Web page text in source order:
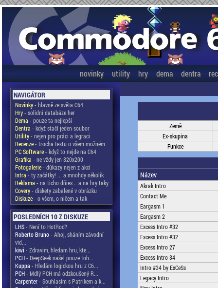
novinky utility hry dema dentra
NAVIGÁTOR
Novinky- hlavně ze světa C64
Hry- solidní databáze her
Dema - pouze ta nejlepší
Dentra - když stačí jeden soubor
Utility- nejen pro práci a legraci
Recenze- trocha textu o všem možném
PC Software- když to nejde na C64
Grafika - ne vždy jen 320x200
Fotogalerie- důkazy nejen z akcí
Intra - ty začátky! ... a mnohdy několik
Reklama - na ticho dňies .. a na hry taky
Covery- diskety zabalené v obrázku
Diskuze- o všem, o ničem a tak
POSLEDNÍCH 10 Z DISKUZE
LHS- Není to HotRod?
Roberto Bruno- Ahoj, sháním závodní
vid...
kiwi - Zdravim, hledam hru, kte...
PCH- DeepSeek našel pouze toh...
Kuppa - Hledám logickou hru z C6...
PCH- Mdlý PCH má odzkoušený R...
Carpenter- Souhlasím s Patrikem a k...
Země
Ex-skupina
Funkce
Název
Akrak Intro
Contact Me
Eargasm 1
Eargasm 2
Excess Intro #32
Excess Intro #32
Excess Intro 27
Excess Intro 34
Intro #34 by ExCeSs
Legacy Intro